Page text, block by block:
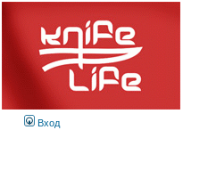
Вход